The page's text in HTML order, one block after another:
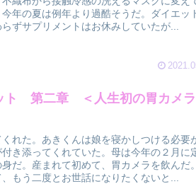
年の夏は例年より過酷そうだ。ダイエッ
ずサプリメントはお休みしていたが...
ト 第二章 ＜人生初の胃カメ
れた。あきくんは娘を寝かしつける必要
き添ってくれていた。母は今年の２月に
だ。産まれて初めて、胃カメラを飲んだ
もう二度とお世話になりたくないと...